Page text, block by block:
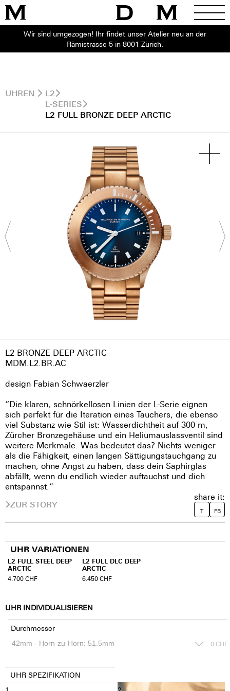
Wir sind umgezogen! Ihr findet unser Atelier neu an der
Rämistrasse 5 in 8001 Zürich.
UHREN
L2
L-SERIES
L2 FULL BRONZE DEEP ARCTIC
L2 BRONZE DEEP ARCTIC
MDM.L2.BR.AC
design Fabian Schwaerzler
“Die klaren, schnörkellosen Linien der L-Serie eignen
sich perfekt für die Iteration eines Tauchers, die ebenso
viel Substanz wie Stil ist: Wasserdichtheit auf 300 m,
Zürcher Bronzegehäuse und ein Heliumauslassventil sind
weitere Merkmale. Was bedeutet das? Nichts weniger
als die Fähigkeit, einen langen Sättigungstauchgang zu
machen, ohne Angst zu haben, dass dein Saphirglas
abfällt, wenn du endlich wieder auftauchst und dich
entspannst.”
ZUR STORY
share it:
T FB
UHR VARIATIONEN
L2 FULL STEEL DEEP
ARCTIC
4.700CHF
L2 FULL DLC DEEP
ARCTIC
6.450 CHF
UHR INDIVIDUALISIEREN
Durchmesser
0 CHF
UHR SPEZIFIKATION
1 2